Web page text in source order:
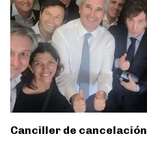
Canciller de cancelación